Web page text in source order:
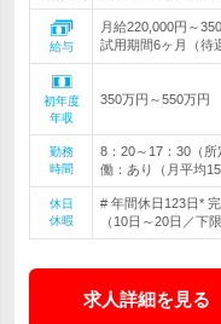
給与
月給220,000円～
試用期間6ヶ月（待
初年度
年収
350万円～550万円
勤務
時間
8：20～17：30（
働：あり（月平均15
休日
休暇
# 年間休日123日*
（10日～20日／下
求人詳細を見る